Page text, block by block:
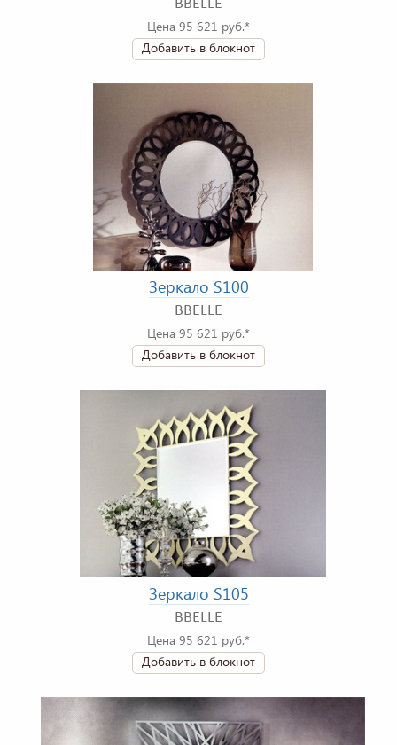
BBELLE
Цена 95 621 руб.*
Добавить в блокнот
Зеркало S100
BBELLE
Цена 95 621 руб.*
Добавить в блокнот
Зеркало S105
BBELLE
Цена 95 621 руб.*
Добавить в блокнот